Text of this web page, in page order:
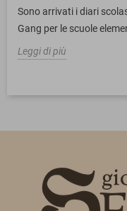
Sono arrivati i diari
Gang per le scuole
Leggi di più